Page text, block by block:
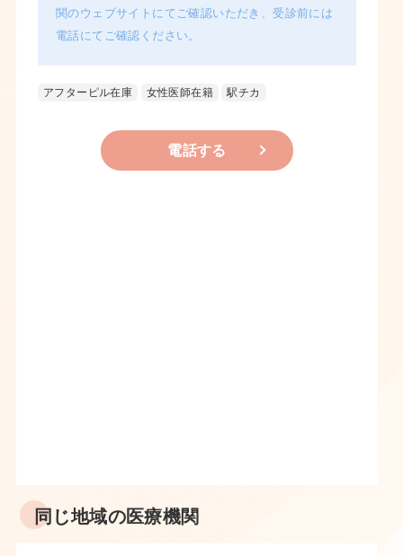
関のウェブサイトにてご確認いただき、受診前には
電話にてご確認ください。
アフターピル在庫 女性医師在籍 駅チカ
電話する
同じ地域の医療機関